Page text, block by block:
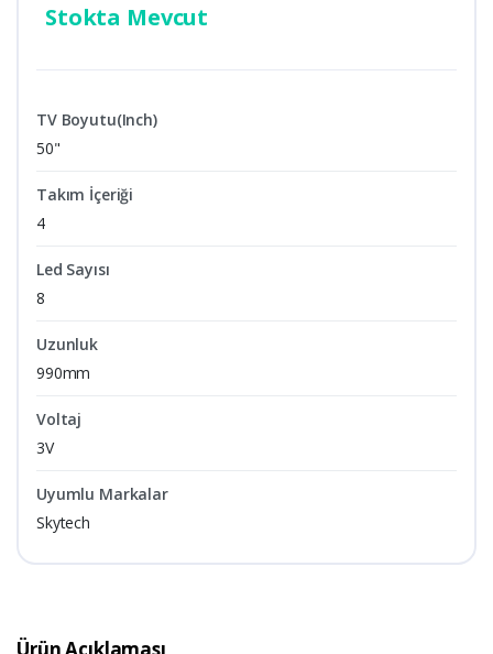
Stokta Mevcut
TV Boyutu(Inch)
50"
Takım İçeriği
4
Led Sayısı
8
Uzunluk
990mm
Voltaj
3V
Uyumlu Markalar
Skytech
Ürün Açıklaması